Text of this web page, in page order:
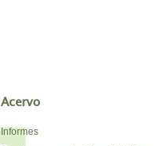
Acervo
Informes